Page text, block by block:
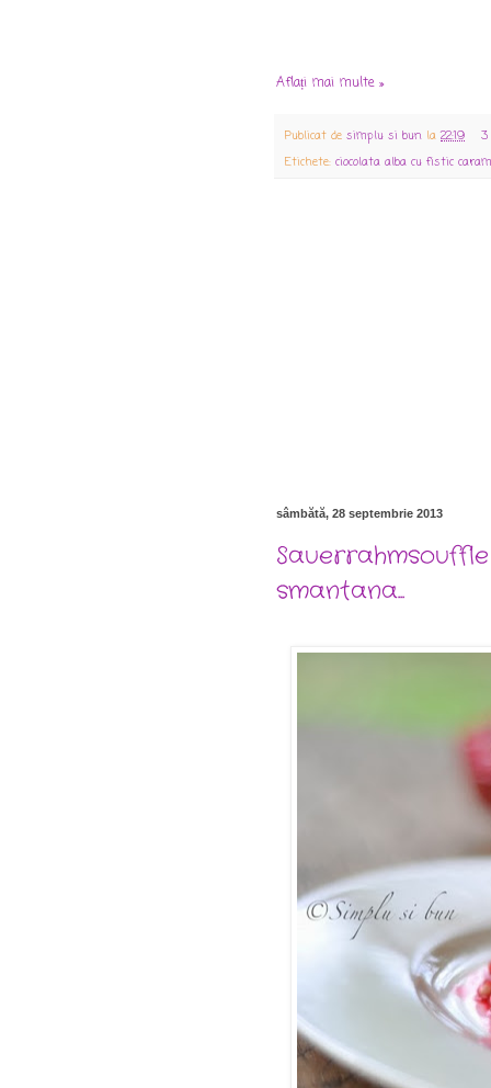
Aflați mai multe »
Publicat de simplu si bun la22:19
3
Etichete: ciocolata alba cu fistic
sâmbătă, 28 septembrie 2013
smantana...